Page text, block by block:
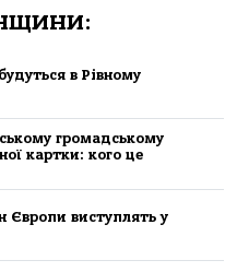
в Рівному
громадському
картки: кого це
Європи виступлять у